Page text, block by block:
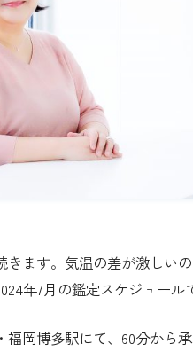
きます。気温の差が激しい
年7月の鑑定スケジュール
福岡博多駅にて、60分から